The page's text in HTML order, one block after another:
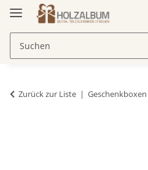
Zurück zur Liste Geschenkboxen